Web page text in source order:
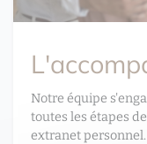
Notre équipe
toutes les étapes
extranet